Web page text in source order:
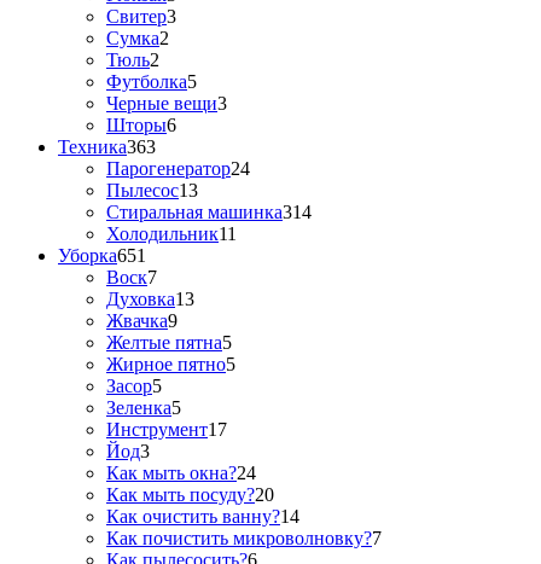
Свитер3
Сумка2
Тюль2
Футболка5
Черные вещи3
Шторы6
Техника363
Парогенератор24
Пылесос13
Стиральная машинка314
Холодильник11
Уборка651
Воск7
Духовка13
Жвачка9
Желтые пятна5
Жирное пятно5
Засор5
Зеленка5
Инструмент17
Йод3
Как мыть окна?24
Как мыть посуду?20
Как очистить ванну?14
Как почистить микроволновку?7